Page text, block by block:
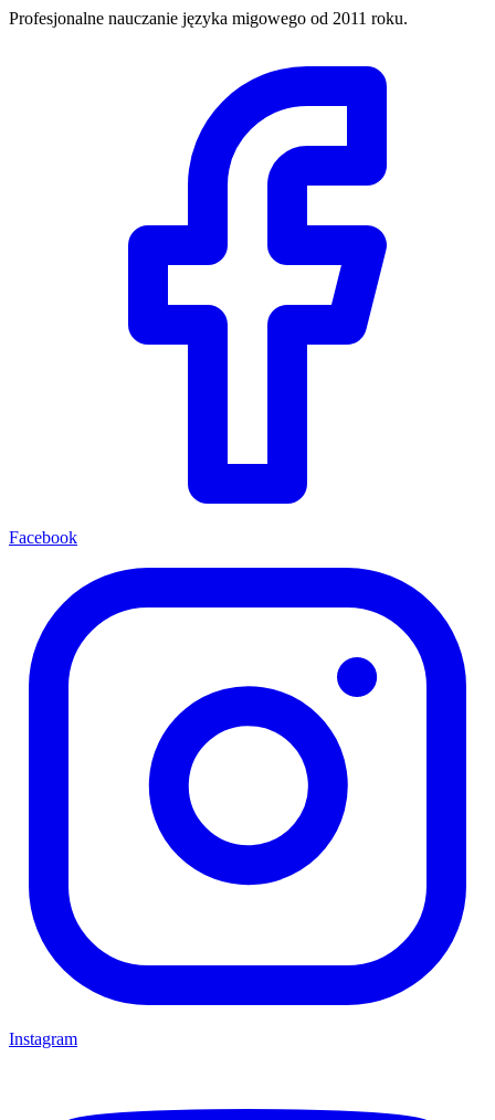
Profesjonalne nauczanie języka migowego od 2011 roku.
Facebook
Instagram